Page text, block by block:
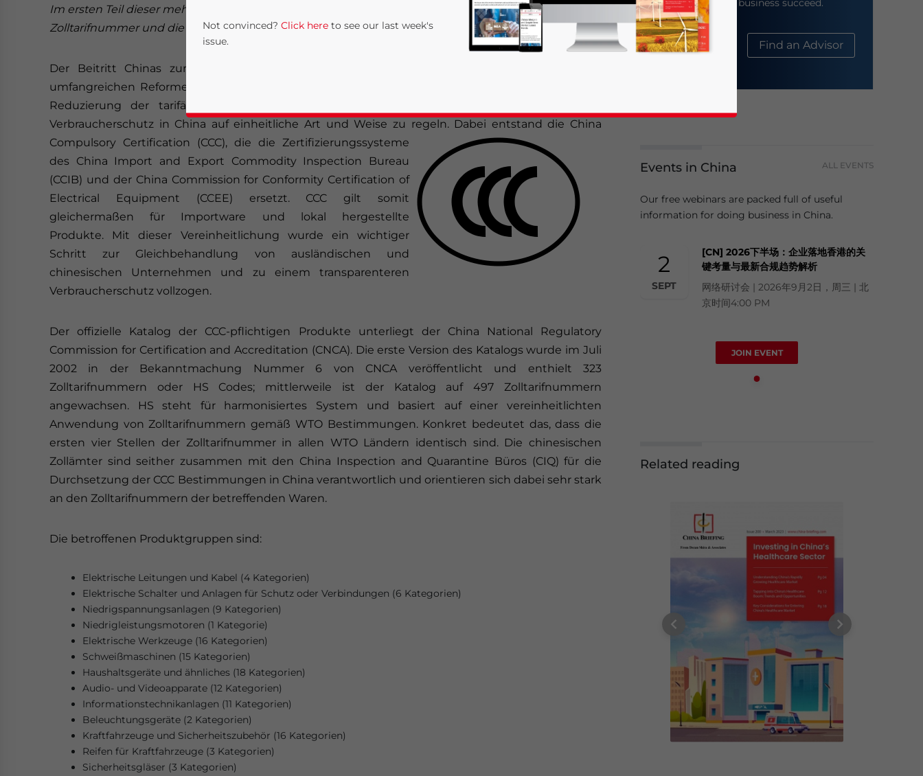
Im ersten Teil dieser mehrteiligen Serie wird der Zusammenhang zwischen den deutschen
Zolltarifnummer und die Zertifizierungspflicht in China thematisiert.
Der Beitritt Chinas zur Welthandelsorganisation (WTO) im Dezember 2001 ging einher mit
umfangreichen Reformen der Handelsgesetzgebung. Die Änderungen stellen eine beträchtliche
Reduzierung der tarifären Handelshemmnisse dar und es ergab sich das Bedürfnis, den
Verbraucherschutz in China auf einheitliche Art und Weise zu regeln. Dabei entstand die China
Compulsory Certification (CCC), die die Zertifizierungssysteme
des China Import and Export Commodity Inspection Bureau
(CCIB) und der China Commission for Conformity Certification of
Electrical Equipment (CCEE) ersetzt. CCC gilt somit
gleichermaßen für Importware und lokal hergestellte
Produkte. Mit dieser Vereinheitlichung wurde ein wichtiger
Schritt zur Gleichbehandlung von ausländischen und
chinesischen Unternehmen und zu einem transparenteren
Verbraucherschutz vollzogen.
Der offizielle Katalog der CCC-pflichtigen Produkte unterliegt der China National Regulatory
Commission for Certification and Accreditation (CNCA). Die erste Version des Katalogs wurde im Juli
2002 in der Bekanntmachung Nummer 6 von CNCA veröffentlicht und enthielt 323
Zolltarifnummern oder HS Codes; mittlerweile ist der Katalog auf 497 Zolltarifnummern
angewachsen. HS steht für harmonisiertes System und basiert auf einer vereinheitlichten
Anwendung von Zolltarifnummern gemäß WTO Bestimmungen. Konkret bedeutet das, dass die
ersten vier Stellen der Zolltarifnummer in allen WTO Ländern identisch sind. Die chinesischen
Zollämter sind seither zusammen mit den China Inspection and Quarantine Büros (CIQ) für die
Durchsetzung der CCC Bestimmungen in China verantwortlich und orientieren sich dabei sehr stark
an den Zolltarifnummern der betreffenden Waren.
Die betroffenen Produktgruppen sind:
Elektrische Leitungen und Kabel (4 Kategorien)
Elektrische Schalter und Anlagen für Schutz oder Verbindungen (6 Kategorien)
Niedrigspannungsanlagen (9 Kategorien)
Niedrigleistungsmotoren (1 Kategorie)
Elektrische Werkzeuge (16 Kategorien)
Schweißmaschinen (15 Kategorien)
Haushaltsgeräte und ähnliches (18 Kategorien)
Audio- und Videoapparate (12 Kategorien)
Informationstechnikanlagen (11 Kategorien)
Beleuchtungsgeräte (2 Kategorien)
Kraftfahrzeuge und Sicherheitszubehör (16 Kategorien)
Reifen für Kraftfahrzeuge (3 Kategorien)
Sicherheitsgläser (3 Kategorien)
help your business succeed.
About Us Find an Advisor
Events in China ALL EVENTS
Our free webinars are packed full of useful
information for doing business in China.
2
SEPT
[CN] 2026下半场：企业落地香港的关
键考量与最新合规趋势解析
网络研讨会 | 2026年9月2日，周三 | 北
京时间4:00 PM
JOIN EVENT
Related reading
Not convinced? Click here to see our last week's
issue.
Yes, I have read the Privacy Policy Statement for this website. Please send me business news and updates for Asia!
- case sensitive